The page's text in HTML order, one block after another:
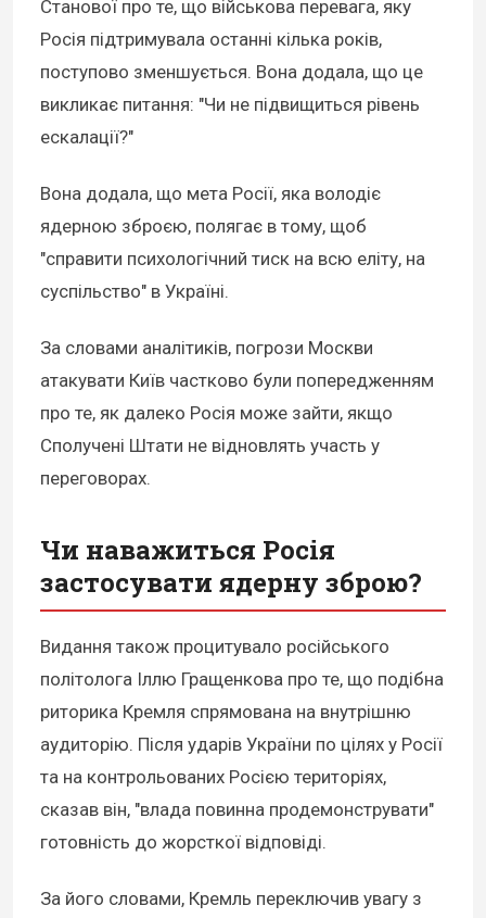
Станової про те, що військова перевага, яку
Росія підтримувала останні кілька років,
поступово зменшується. Вона додала, що це
викликає питання: "Чи не підвищиться рівень
ескалації?"
Вона додала, що мета Росії, яка володіє
ядерною зброєю, полягає в тому, щоб
"справити психологічний тиск на всю еліту, на
суспільство" в Україні.
За словами аналітиків, погрози Москви
атакувати Київ частково були попередженням
про те, як далеко Росія може зайти, якщо
Сполучені Штати не відновлять участь у
переговорах.
Чи наважиться Росія
застосувати ядерну зброю?
Видання також процитувало російського
політолога Іллю Гращенкова про те, що подібна
риторика Кремля спрямована на внутрішню
аудиторію. Після ударів України по цілях у Росії
та на контрольованих Росією територіях,
сказав він, "влада повинна продемонструвати"
готовність до жорсткої відповіді.
За його словами, Кремль переключив увагу з